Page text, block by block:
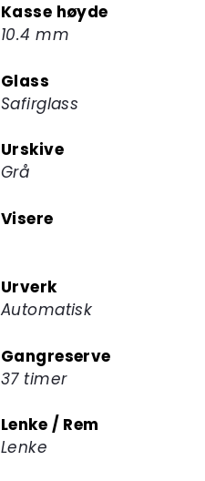
Kasse høyde
10.4 mm
Glass
Safirglass
Urskive
Grå
Visere
Urverk
Automatisk
Gangreserve
37 timer
Lenke / Rem
Lenke